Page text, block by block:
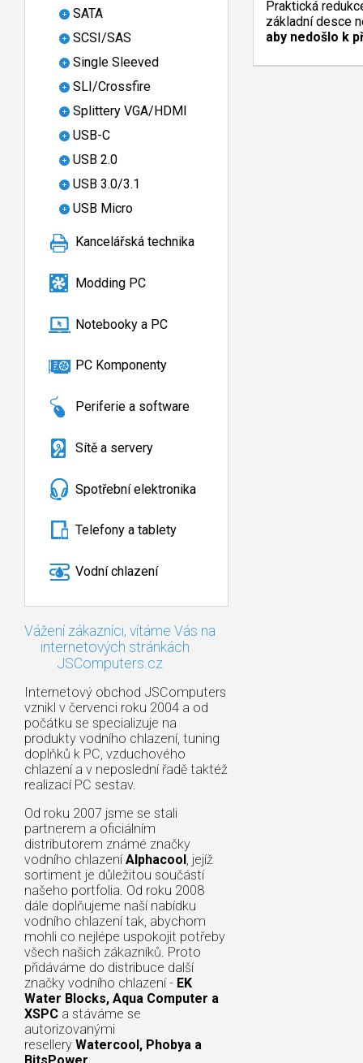
SATA
SCSI/SAS
Single Sleeved
SLI/Crossfire
Splittery VGA/HDMI
USB-C
USB 2.0
USB 3.0/3.1
USB Micro
Kancelářská technika
Modding PC
Notebooky a PC
PC Komponenty
Periferie a software
Sítě a servery
Spotřební elektronika
Telefony a tablety
Vodní chlazení
Vážení zákazníci, vítáme Vás na
internetových stránkách
JSComputers.cz
Internetový obchod JSComputers
vznikl v červenci roku 2004 a od
počátku se specializuje na
produkty vodního chlazení, tuning
doplňků k PC, vzduchového
chlazení a v neposlední řadě taktéž
realizací PC sestav.
Od roku 2007 jsme se stali
partnerem a oficiálním
distributorem známé značky
vodního chlazení Alphacool, jejíž
sortiment je důležitou součástí
našeho portfolia. Od roku 2008
dále doplňujeme naší nabídku
vodního chlazení tak, abychom
mohli co nejlépe uspokojit potřeby
všech našich zákazníků. Proto
přidáváme do distribuce další
značky vodního chlazení - EK
Water Blocks, Aqua Computer a
XSPC a stáváme se
autorizovanými
resellery Watercool, Phobya a
Praktická
základní desce
aby nedošlo k